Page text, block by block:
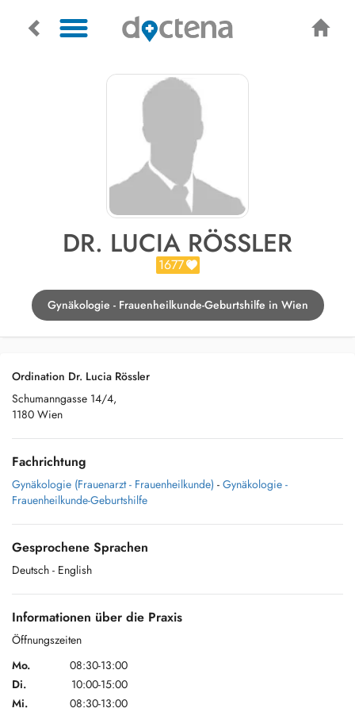
DR. LUCIA RÖSSLER
1677
Gynäkologie - Frauenheilkunde-Geburtshilfe in Wien
Ordination Dr. Lucia Rössler
Schumanngasse 14/4,
1180 Wien
Fachrichtung
Gynäkologie (Frauenarzt - Frauenheilkunde) - Gynäkologie -
Frauenheilkunde-Geburtshilfe
Gesprochene Sprachen
Deutsch - English
Informationen über die Praxis
Öffnungszeiten
Mo.
08:30-13:00
Di.
10:00-15:00
Mi.
08:30-13:00